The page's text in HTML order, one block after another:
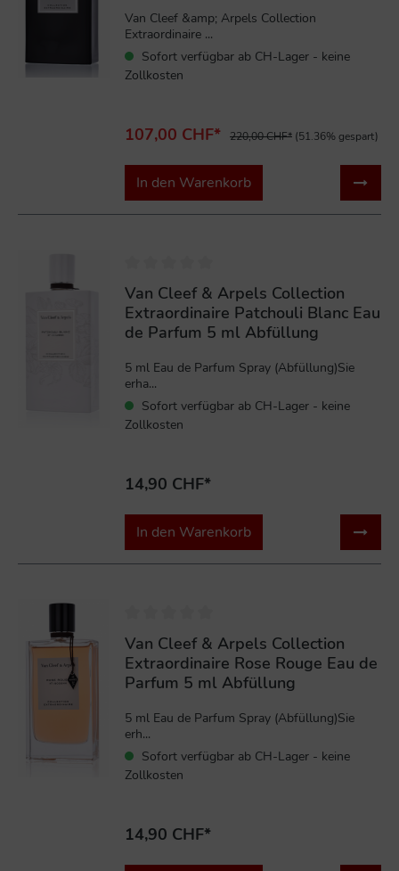
Van Cleef &amp; Arpels Collection
Extraordinaire ...
Sofort verfügbar ab CH-Lager - keine
Zollkosten
107,00 CHF* 220,00 CHF* (51.36% gespart)
In den Warenkorb
Van Cleef & Arpels Collection
Extraordinaire Patchouli Blanc Eau
de Parfum 5 ml Abfüllung
5 ml Eau de Parfum Spray (Abfüllung)Sie
erha...
Sofort verfügbar ab CH-Lager - keine
Zollkosten
14,90 CHF*
In den Warenkorb
Van Cleef & Arpels Collection
Extraordinaire Rose Rouge Eau de
Parfum 5 ml Abfüllung
5 ml Eau de Parfum Spray (Abfüllung)Sie
erh...
Sofort verfügbar ab CH-Lager - keine
Zollkosten
14,90 CHF*